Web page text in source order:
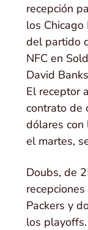
recepción
los
del partido
NFC en
David
El receptor
contrato de
dólares con
el martes,
Doubs, de
Packers y
los playoffs.